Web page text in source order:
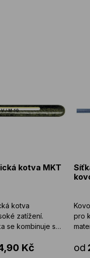
kotva MKT
kotva
zatížení.
se kombinuje s
Kč
pro
od